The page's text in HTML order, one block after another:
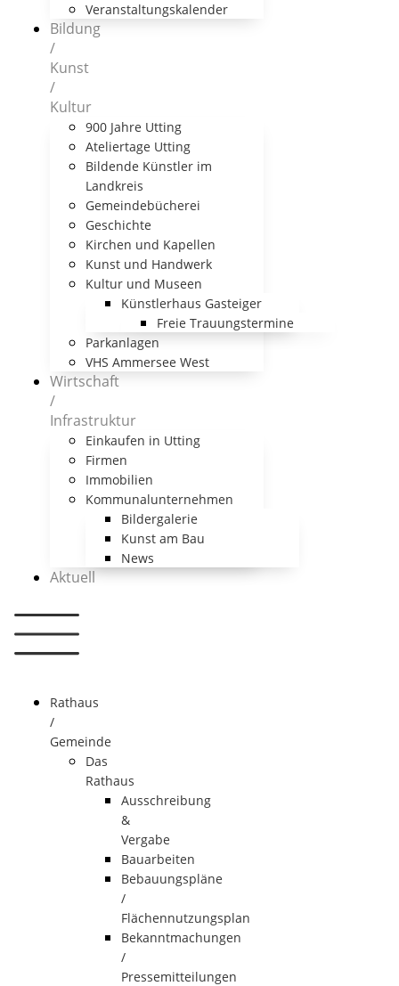
Veranstaltungskalender
Bildung
/
Kunst
/
Kultur
900 Jahre Utting
Ateliertage Utting
Bildende Künstler im
Landkreis
Gemeindebücherei
Geschichte
Kirchen und Kapellen
Kunst und Handwerk
Kultur und Museen
Künstlerhaus Gasteiger
Freie Trauungstermine
Parkanlagen
VHS Ammersee West
Wirtschaft
/
Infrastruktur
Einkaufen in Utting
Firmen
Immobilien
Kommunalunternehmen
Bildergalerie
Kunst am Bau
News
Aktuell
Rathaus
/
Gemeinde
Das
Rathaus
Ausschreibung
&
Vergabe
Bauarbeiten
Bebauungspläne
/
Flächennutzungsplan
Bekanntmachungen
/
Pressemitteilungen